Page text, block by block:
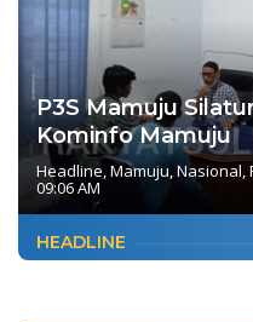
P3S Mamuju
Kominfo Mamuju
Headline,Mamuju,Nasional,
09:06 AM
HEADLINE